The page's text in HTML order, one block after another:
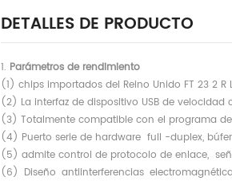
DETALLES DE PRODUCTO
1. Parámetros de rendimiento
(1) chips importados del Reino Unido FT 23 2R
(2) La interfaz de dispositivo USB de velocidad
(3) Totalmente compatible con el programa
(4) Puerto serie de hardware full -duplex,
(5) admite control de protocolo de enlace,
(6) Diseño antiinterferencias